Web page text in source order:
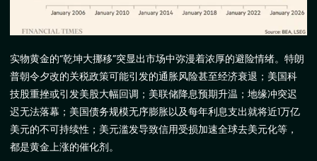
实物黄金的“乾坤大挪移”突显出市场中弥漫着浓厚的避险情绪。特朗
普朝令夕改的关税政策可能引发的通胀风险甚至经济衰退；美国科
技股重挫或引发美股大幅回调；美联储降息预期升温；地缘冲突迟
迟无法落幕；美国债务规模无序膨胀以及每年利息支出就将近1万亿
美元的不可持续性；美元滥发导致信用受损加速全球去美元化等，
都是黄金上涨的催化剂。